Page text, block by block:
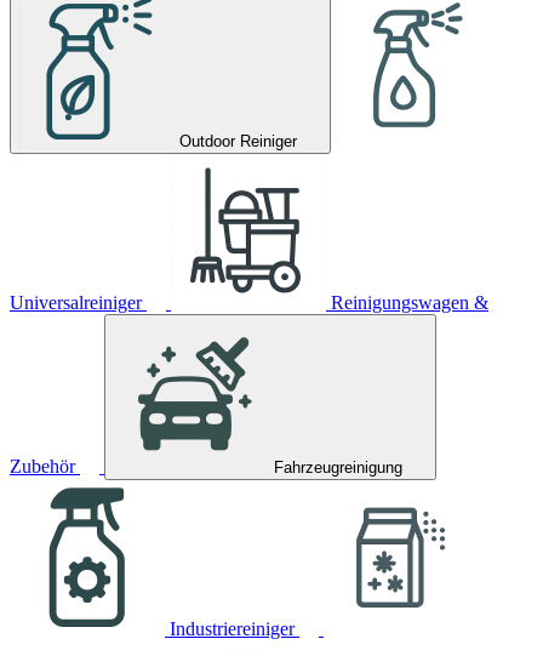
Outdoor Reiniger
Universalreiniger Reinigungswagen &
Zubehör Fahrzeugreinigung
Industriereiniger